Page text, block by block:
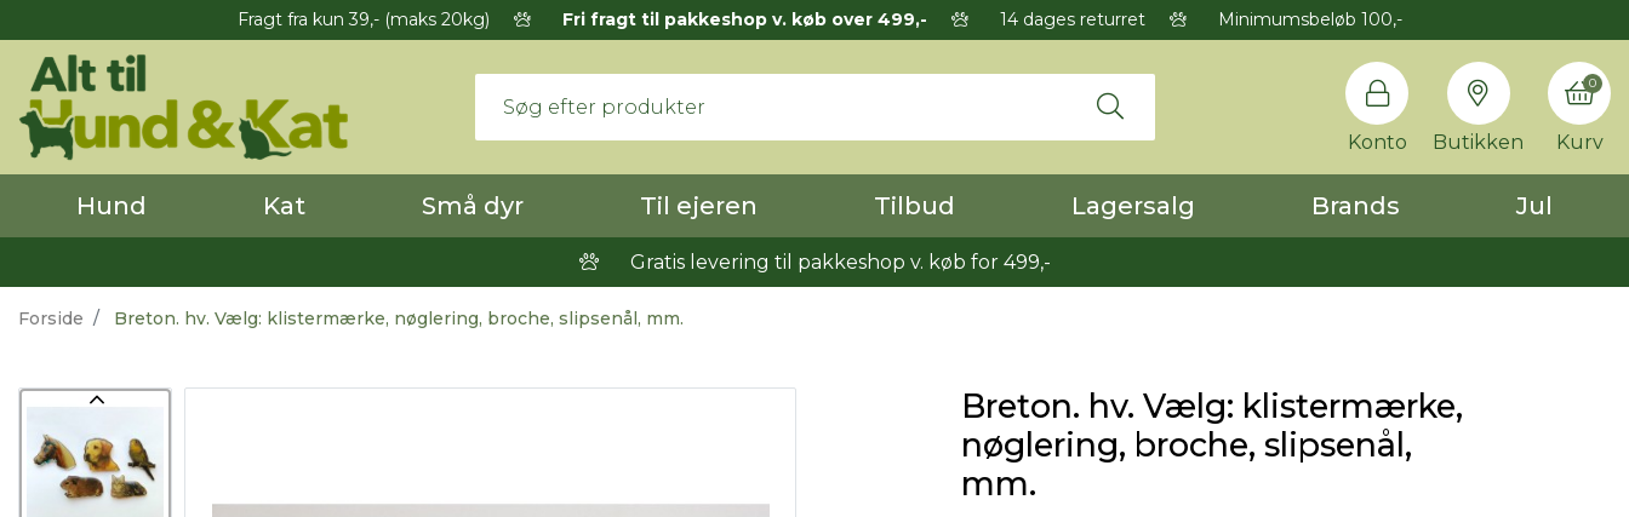
Fragt fra kun 39,- (maks 20kg) Fri fragt til pakkeshop v. køb over 499,- 14 dages returret Minimumsbeløb 100,-
Konto Butikken Kurv
0
Hund Kat Små dyr Til ejeren Tilbud Lagersalg Brands Jul
Gratis levering til pakkeshop v. køb for 499,-
Forside Breton. hv. Vælg: klistermærke, nøglering, broche, slipsenål, mm.
Breton. hv. Vælg: klistermærke,
nøglering, broche, slipsenål,
mm.